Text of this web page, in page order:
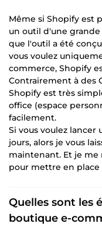
Même si Shopify est
un outil d'une
que l'outil a été
vous voulez
commerce, Shopify
Contrairement à des
Shopify est très
office (espace
facilement.
Si vous voulez
jours, alors je vous
maintenant. Et je me
pour mettre en
Quelles sont les
boutique e-